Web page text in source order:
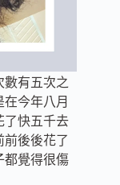
數有五次之
今年八月
了快五千去
前後後花了
都覺得很傷